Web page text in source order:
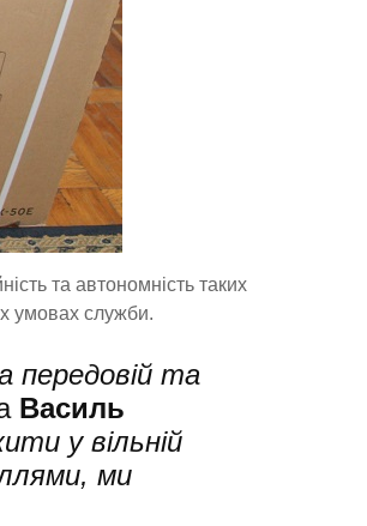
та автономність таких
умовах служби.
передовій та
Василь
у вільній
ми